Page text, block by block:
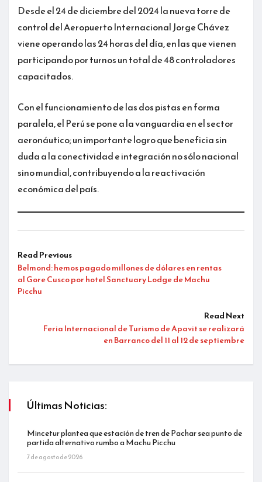
Desde el 24 de diciembre del 2024 la nueva torre de
control del Aeropuerto Internacional Jorge Chávez
viene operando las 24 horas del día, en las que vienen
participando por turnos un total de 48 controladores
capacitados.
Con el funcionamiento de las dos pistas en forma
paralela, el Perú se pone a la vanguardia en el sector
aeronáutico; un importante logro que beneficia sin
duda a la conectividad e integración no sólo nacional
sino mundial, contribuyendo a la reactivación
económica del país.
Read Previous
Belmond: hemos pagado millones de dólares en rentas
al Gore Cusco por hotel Sanctuary Lodge de Machu
Picchu
Read Next
Feria Internacional de Turismo de Apavit se realizará
en Barranco del 11 al 12 de septiembre
Últimas Noticias:
Mincetur plantea que estación de tren de Pachar sea punto de
partida alternativo rumbo a Machu Picchu
7 de agosto de 2026